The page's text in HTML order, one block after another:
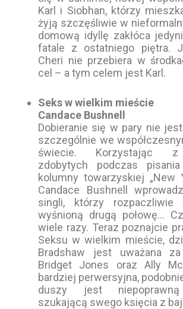
Karl i Siobhan, którzy
żyją szczęśliwie w
domową idyllę zakłóca
fatale z ostatniego piętra.
Cheri nie przebiera w
cel – a tym celem jest Karl.
Seks w wielkim mieście
Candace Bushnell
Dobieranie się w pary nie
szczególnie we
świecie. Korzystając z
zdobytych podczas
kolumny towarzyskiej „New
Candace Bushnell
singli, którzy rozpaczliwie
wyśnioną drugą połowę…
wiele razy. Teraz poznajcie
Seksu w wielkim mieście,
Bradshaw jest uważana
Bridget Jones oraz Ally
bardziej perwersyjna,
duszy jest niepoprawną
szukającą swego księcia z